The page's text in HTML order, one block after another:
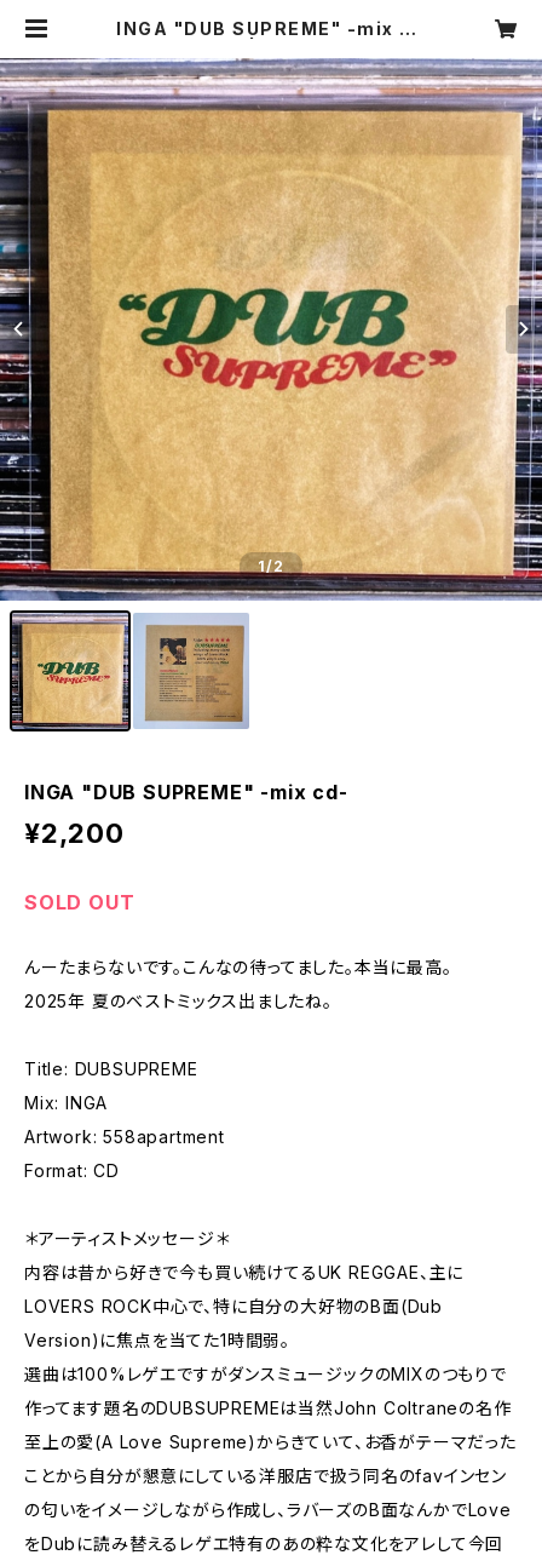
INGA "DUB SUPREME" -mix cd
1/2
INGA "DUB SUPREME" -mix cd-
¥2,200
SOLD OUT
んーたまらないです。こんなの待ってました。本当に最高。
2025年 夏のベストミックス出ましたね。
Title: DUBSUPREME
Mix: INGA
Artwork: 558apartment
Format: CD
＊アーティストメッセージ＊
内容は昔から好きで今も買い続けてるUK REGGAE、主に
LOVERS ROCK中心で、特に自分の大好物のB面(Dub
Version)に焦点を当てた1時間弱。
選曲は100%レゲエですがダンスミュージックのMIXのつもりで
作ってます題名のDUBSUPREMEは当然John Coltraneの名作
至上の愛(A Love Supreme)からきていて、お香がテーマだった
ことから自分が懇意にしている洋服店で扱う同名のfavインセン
の匂いをイメージしながら作成し、ラバーズのB面なんかでLove
をDubに読み替えるレゲエ特有のあの粋な文化をアレして今回